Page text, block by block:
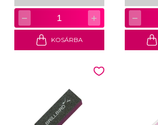
− 1 +
KOSÁRBA
−